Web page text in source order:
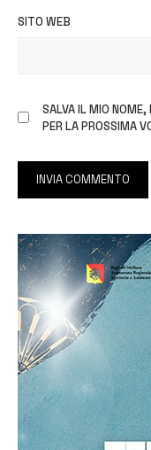
SITO WEB
SALVA IL MIO
PER LA PROSSIMA